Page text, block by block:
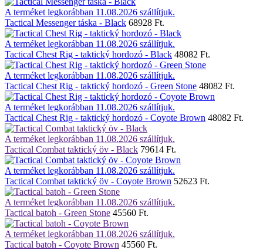
A terméket legkorábban 11.08.2026 szállítjuk.
Tactical Messenger táska - Black 68928 Ft.
A terméket legkorábban 11.08.2026 szállítjuk.
Tactical Chest Rig - taktický hordozó - Black 48082 Ft.
A terméket legkorábban 11.08.2026 szállítjuk.
Tactical Chest Rig - taktický hordozó - Green Stone 48082 Ft.
A terméket legkorábban 11.08.2026 szállítjuk.
Tactical Chest Rig - taktický hordozó - Coyote Brown 48082 Ft.
A terméket legkorábban 11.08.2026 szállítjuk.
Tactical Combat taktický öv - Black 79614 Ft.
A terméket legkorábban 11.08.2026 szállítjuk.
Tactical Combat taktický öv - Coyote Brown 52623 Ft.
A terméket legkorábban 11.08.2026 szállítjuk.
Tactical batoh - Green Stone 45560 Ft.
A terméket legkorábban 11.08.2026 szállítjuk.
Tactical batoh - Coyote Brown 45560 Ft.